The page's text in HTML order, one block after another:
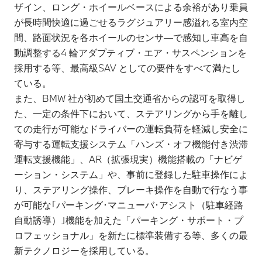
ザイン、ロング・ホイールベースによる余裕があり乗員
が長時間快適に過ごせるラグジュアリー感溢れる室内空
間、路面状況を各ホイールのセンサ―で感知し車高を自
動調整する4 輪アダプティブ・エア・サスペンションを
採用する等、最高級SAV としての要件をすべて満たし
ている。
また、BMW 社が初めて国土交通省からの認可を取得し
た、一定の条件下において、ステアリングから手を離し
ての走行が可能なドライバーの運転負荷を軽減し安全に
寄与する運転支援システム「ハンズ・オフ機能付き渋滞
運転支援機能」、AR（拡張現実）機能搭載の「ナビゲ
ーション・システム」や、事前に登録した駐車操作によ
り、ステアリング操作、ブレーキ操作を自動で行なう事
が可能な｢パーキング･マニューバ･アシスト（駐車経路
自動誘導）｣機能を加えた「パーキング・サポート・プ
ロフェッショナル」を新たに標準装備する等、多くの最
新テクノロジーを採用している。